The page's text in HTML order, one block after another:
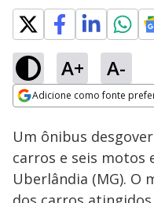
A+ A-
Adicione como fonte
Ativar
Um ônibus
carros e seis motos
Uberlândia (MG). O